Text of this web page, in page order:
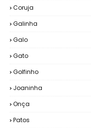
Coruja
Galinha
Galo
Gato
Golfinho
Joaninha
Onça
Patos